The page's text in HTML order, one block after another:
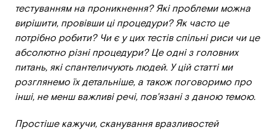
тестуванням на проникнення? Які проблеми можна
вирішити, провівши ці процедури? Як часто це
потрібно робити? Чи є у цих тестів спільні риси чи це
абсолютно різні процедури? Це одні з головних
питань, які спантеличують людей. У цій статті ми
розглянемо їх детальніше, а також поговоримо про
інші, не менш важливі речі, пов'язані з даною темою.
Простіше кажучи, сканування вразливостей